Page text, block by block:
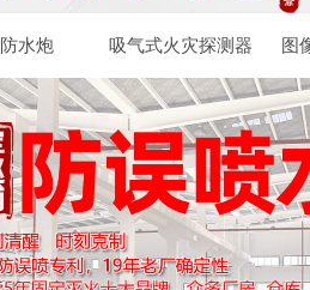
水炮 吸气式火灾探测器 图